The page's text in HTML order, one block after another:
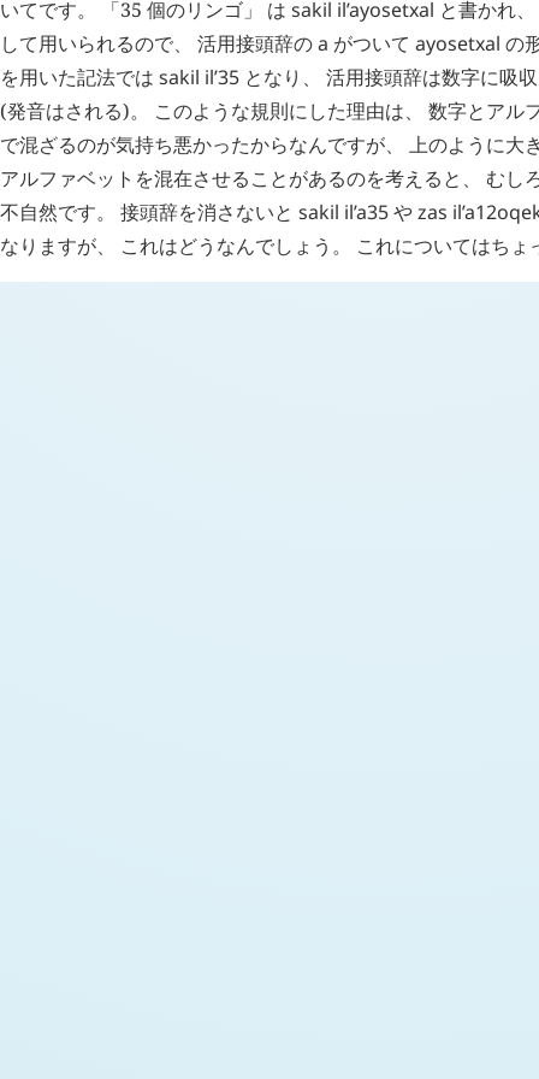
いてです。 「35 個のリンゴ」 は sakil il’ayosetxal と書かれ
して用いられるので、 活用接頭辞のa がついて ayosetxal の
を用いた記法では sakil il’35 となり、 活用接頭辞は数字に吸
(発音はされる)。 このような規則にした理由は、 数字とアル
で混ざるのが気持ち悪かったからなんですが、 上のように大
アルファベットを混在させることがあるのを考えると、 むし
不自然です。 接頭辞を消さないと sakil il’a35やzas
なりますが、 これはどうなんでしょう。 これについてはちょ